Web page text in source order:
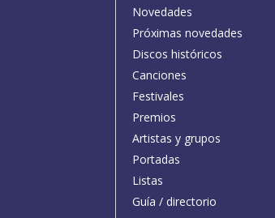
Novedades
Próximas novedades
Discos históricos
Canciones
Festivales
Premios
Artistas y grupos
Portadas
Listas
Guía / directorio